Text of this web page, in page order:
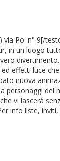
via Po' n° 9[/
in un luogo
effetti luce
nuova
personaggi del
vi lascerà
info liste,